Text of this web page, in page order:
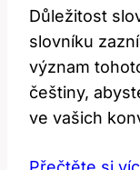
Důležitost
slovníku
význam
češtiny,
ve vašich